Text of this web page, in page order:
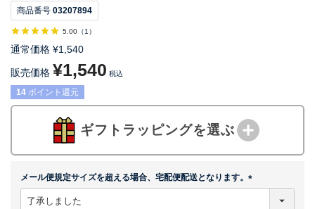
商品番号 03207894
5.00 （1 ）
通常価格 ¥1,540
販売価格 ¥1,540 税込
14 ポイント還元
ギフトラッピングを選ぶ
メール便規定サイズを超える場合、宅配便配送となります。